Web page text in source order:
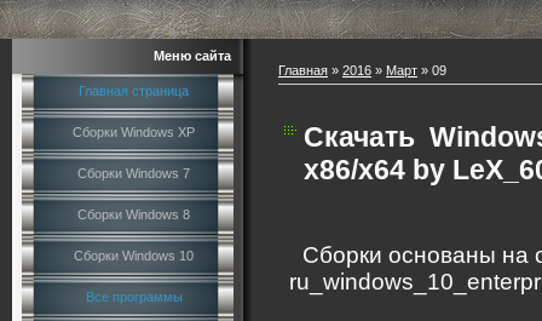
Меню сайта
Главная страница
Сборки Windows XP
Сборки Windows 7
Сборки Windows 8
Сборки Windows 10
Все программы
Главная » 2016 » Март » 09
Скачать
x86/x64 by
Сборки основаны на